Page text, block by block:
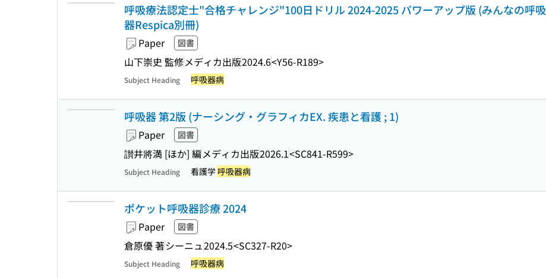
呼吸療法認定士"合格チャレンジ"100日ドリル 2024-2025 パワーアップ版 (みんなの呼吸
器Respica別冊)
Paper 図書
山下崇史 監修メディカ出版2024.6<Y56-R189>
Subject Heading 呼吸器病
呼吸器 第2版 (ナーシング・グラフィカEX. 疾患と看護 ; 1)
Paper 図書
讃井將満 [ほか] 編 メディカ出版2026.1<SC841-R599>
Subject Heading 看護学 呼吸器病
ポケット呼吸器診療 2024
Paper 図書
倉原優 著シーニュ2024.5<SC327-R20>
Subject Heading 呼吸器病